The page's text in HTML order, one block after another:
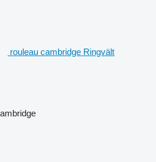
rouleau cambridge Ringvält